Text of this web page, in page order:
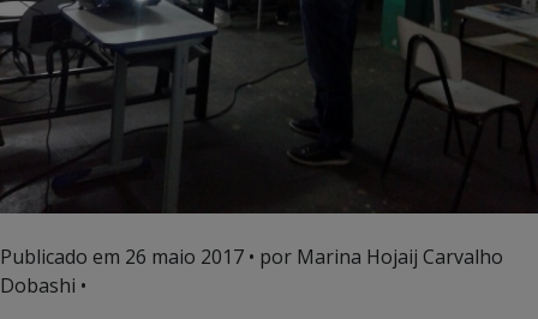
Publicado em 26 maio 2017 • por Marina Hojaij Carvalho
Dobashi •